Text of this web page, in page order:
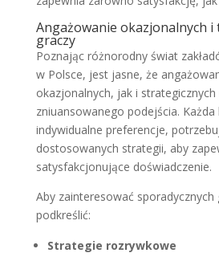
Angażowanie okazjonalnych i
graczy
Poznając różnorodny świat
w Polsce, jest jasne, że
okazjonalnych, jak i
zniuansowanego podejścia.
indywidualne preferencje,
dostosowanych strategii, aby
satysfakcjonujące doświadczenie.
Aby zainteresować
podkreślić:
Strategie rozrywkowe